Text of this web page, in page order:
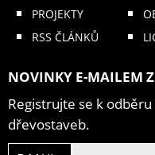
PROJEKTY
RSS ČLÁNKŮ
NOVINKY E-MAILEM
Registrujte se k
dřevostaveb.